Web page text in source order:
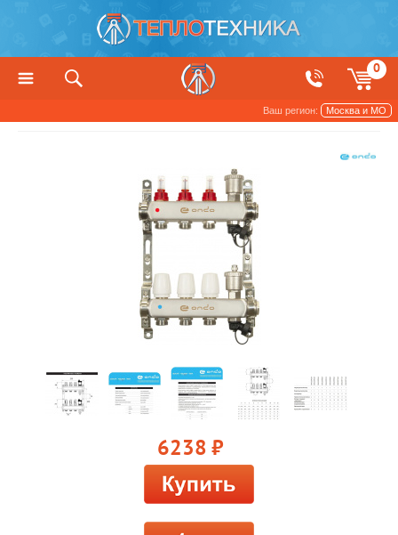
0
Ваш регион: Москва и МО
6238 руб.